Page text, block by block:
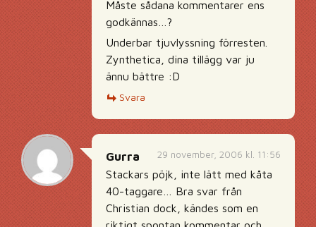
Måste sådana kommentarer ens
godkännas…?
Underbar tjuvlyssning förresten.
Zynthetica, dina tillägg var ju
ännu bättre :D
Svara
29 november, 2006 kl. 11:56
Gurra
Stackars pöjk, inte lätt med kåta
40-taggare… Bra svar från
Christian dock, kändes som en